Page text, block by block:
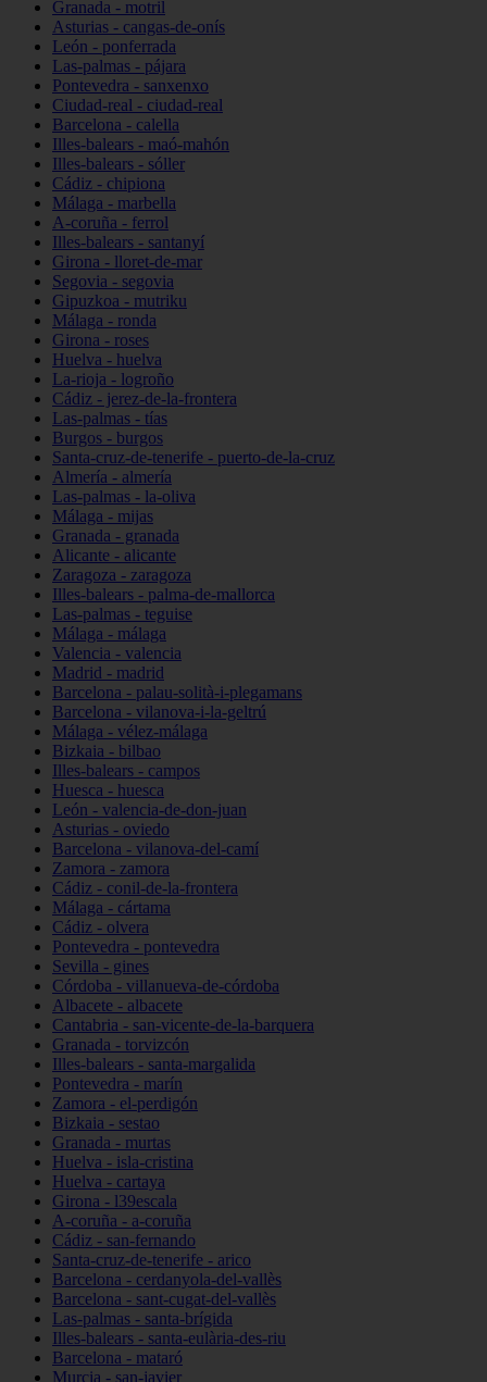
Granada - motril
Asturias - cangas-de-onís
León - ponferrada
Las-palmas - pájara
Pontevedra - sanxenxo
Ciudad-real - ciudad-real
Barcelona - calella
Illes-balears - maó-mahón
Illes-balears - sóller
Cádiz - chipiona
Málaga - marbella
A-coruña - ferrol
Illes-balears - santanyí
Girona - lloret-de-mar
Segovia - segovia
Gipuzkoa - mutriku
Málaga - ronda
Girona - roses
Huelva - huelva
La-rioja - logroño
Cádiz - jerez-de-la-frontera
Las-palmas - tías
Burgos - burgos
Santa-cruz-de-tenerife - puerto-de-la-cruz
Almería - almería
Las-palmas - la-oliva
Málaga - mijas
Granada - granada
Alicante - alicante
Zaragoza - zaragoza
Illes-balears - palma-de-mallorca
Las-palmas - teguise
Málaga - málaga
Valencia - valencia
Madrid - madrid
Barcelona - palau-solità-i-plegamans
Barcelona - vilanova-i-la-geltrú
Málaga - vélez-málaga
Bizkaia - bilbao
Illes-balears - campos
Huesca - huesca
León - valencia-de-don-juan
Asturias - oviedo
Barcelona - vilanova-del-camí
Zamora - zamora
Cádiz - conil-de-la-frontera
Málaga - cártama
Cádiz - olvera
Pontevedra - pontevedra
Sevilla - gines
Córdoba - villanueva-de-córdoba
Albacete - albacete
Cantabria - san-vicente-de-la-barquera
Granada - torvizcón
Illes-balears - santa-margalida
Pontevedra - marín
Zamora - el-perdigón
Bizkaia - sestao
Granada - murtas
Huelva - isla-cristina
Huelva - cartaya
Girona - l39escala
A-coruña - a-coruña
Cádiz - san-fernando
Santa-cruz-de-tenerife - arico
Barcelona - cerdanyola-del-vallès
Barcelona - sant-cugat-del-vallès
Las-palmas - santa-brígida
Illes-balears - santa-eulària-des-riu
Barcelona - mataró
Murcia - san-javier